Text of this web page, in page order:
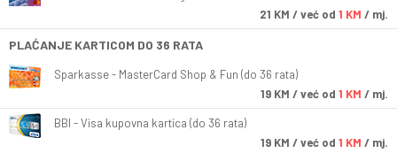
21 KM / već od 1 KM / mj.
PLAĆANJE KARTICOM DO 36 RATA
Sparkasse - MasterCard Shop & Fun (do 36 rata)
19 KM / već od 1 KM / mj.
BBI - Visa kupovna kartica (do 36 rata)
19 KM / već od 1 KM / mj.